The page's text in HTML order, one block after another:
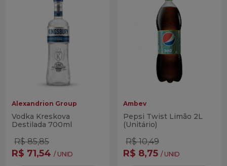
Alexandrion Group
Vodka Kreskova
Destilada 700ml
R$ 85,85
R$ 71,54 / UNID
Ambev
Pepsi Twist Limão 2L
(Unitário)
R$ 10,49
R$ 8,75 / UNID